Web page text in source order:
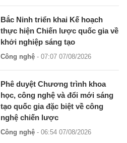
Bắc Ninh triển khai Kế hoạch
thực hiện Chiến lược quốc gia về
khởi nghiệp sáng tạo
Công nghệ - 07:07 07/08/2026
Phê duyệt Chương trình khoa
học, công nghệ và đổi mới sáng
tạo quốc gia đặc biệt về công
nghệ chiến lược
Công nghệ - 06:54 07/08/2026